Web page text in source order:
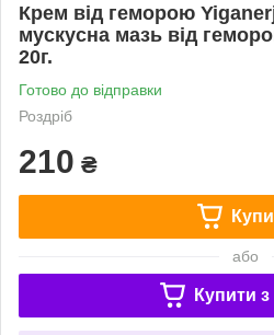
Крем від геморою
мускусна мазь від
20г.
Готово до відправки
Роздріб
210 ₴
або
Купити з